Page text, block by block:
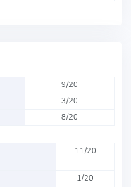
9/20
3/20
8/20
11/20
1/20